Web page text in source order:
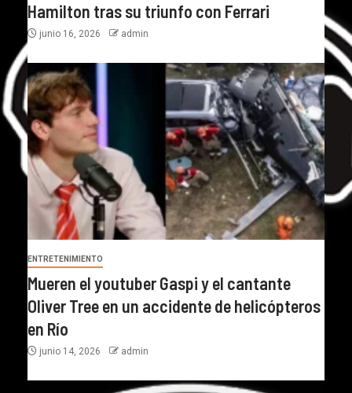
Hamilton tras su triunfo con Ferrari
junio 16, 2026 admin
ENTRETENIMIENTO
Mueren el youtuber Gaspi y el cantante
Oliver Tree en un accidente de helicópteros
en Río
junio 14, 2026 admin